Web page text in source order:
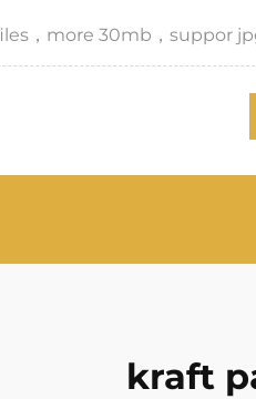
，more 30mb，suppor
kraft